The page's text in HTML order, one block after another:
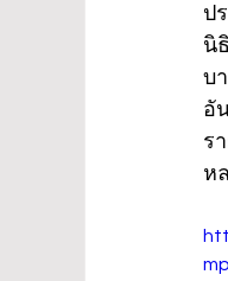
ป
นิ
บ
อั
ร
ห